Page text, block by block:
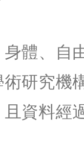
體、自
研究機
資料經